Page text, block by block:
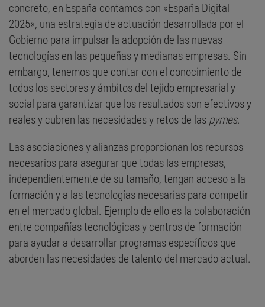
concreto, en España contamos con «España Digital
2025», una estrategia de actuación desarrollada por el
Gobierno para impulsar la adopción de las nuevas
tecnologías en las pequeñas y medianas empresas. Sin
embargo, tenemos que contar con el conocimiento de
todos los sectores y ámbitos del tejido empresarial y
social para garantizar que los resultados son efectivos y
reales y cubren las necesidades y retos de las pymes.
Las asociaciones y alianzas proporcionan los recursos
necesarios para asegurar que todas las empresas,
independientemente de su tamaño, tengan acceso a la
formación y a las tecnologías necesarias para competir
en el mercado global. Ejemplo de ello es la colaboración
entre compañías tecnológicas y centros de formación
para ayudar a desarrollar programas específicos que
aborden las necesidades de talento del mercado actual.